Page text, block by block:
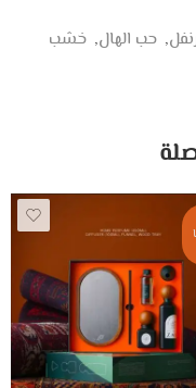
, حب الهال, خشب